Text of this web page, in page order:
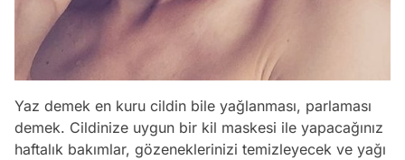
Yaz demek en kuru cildin bile yağlanması, parlaması
demek. Cildinize uygun bir kil maskesi ile yapacağınız
haftalık bakımlar, gözeneklerinizi temizleyecek ve yağı